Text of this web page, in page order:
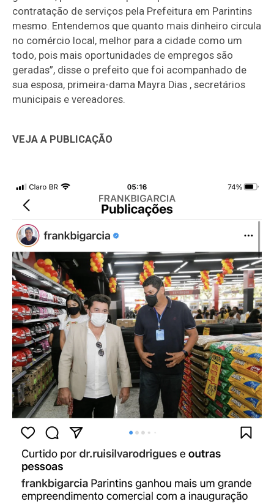
contratação de serviços pela Prefeitura em Parintins
mesmo. Entendemos que quanto mais dinheiro circula
no comércio local, melhor para a cidade como um
todo, pois mais oportunidades de empregos são
geradas”, disse o prefeito que foi acompanhado de
sua esposa, primeira-dama Mayra Dias , secretários
municipais e vereadores.
VEJA A PUBLICAÇÃO